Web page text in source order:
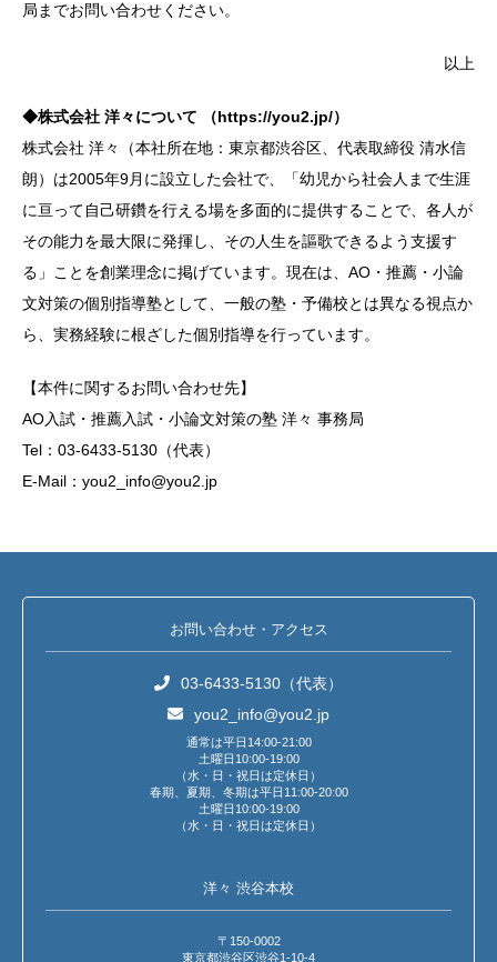
局までお問い合わせください。
以上
◆株式会社 洋々について （https://you2.jp/）
株式会社 洋々（本社所在地：東京都渋谷区、代表取締役 清水信
朗）は2005年9月に設立した会社で、「幼児から社会人まで生涯
に亘って自己研鑽を行える場を多面的に提供することで、各人が
その能力を最大限に発揮し、その人生を謳歌できるよう支援す
る」ことを創業理念に掲げています。現在は、AO・推薦・小論
文対策の個別指導塾として、一般の塾・予備校とは異なる視点か
ら、実務経験に根ざした個別指導を行っています。
【本件に関するお問い合わせ先】
AO入試・推薦入試・小論文対策の塾 洋々 事務局
Tel：03-6433-5130（代表）
E-Mail：you2_info@you2.jp
お問い合わせ・アクセス
03-6433-5130（代表）
you2_info@you2.jp
通常は平日14:00-21:00
土曜日10:00-19:00
（水・日・祝日は定休日）
春期、夏期、冬期は平日11:00-20:00
土曜日10:00-19:00
（水・日・祝日は定休日）
洋々 渋谷本校
〒150-0002
東京都渋谷区渋谷1-10-4